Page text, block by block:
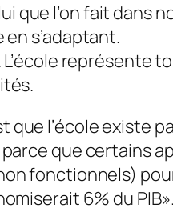
que l’on fait
s’adaptant.
L’école représente
que l’école
que certains
fonctionnels)
6% du PIB».